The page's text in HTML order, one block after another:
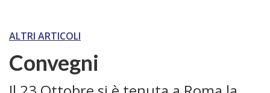
ALTRI ARTICOLI
Convegni